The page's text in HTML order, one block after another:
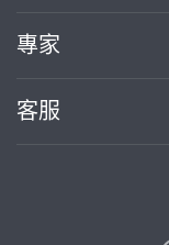
專家
客服